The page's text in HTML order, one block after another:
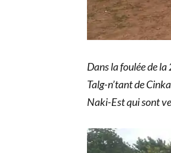
Dans la foulée de
Talg-n’tant de
Naki-Est qui sont